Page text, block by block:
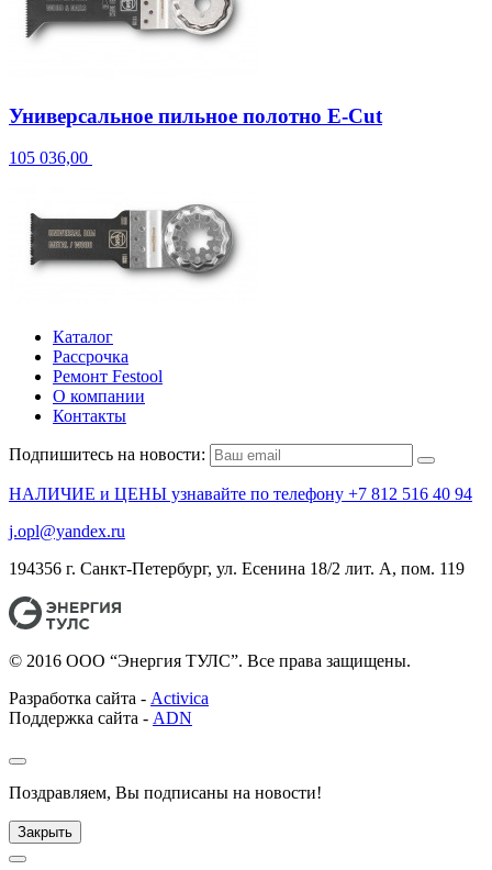
Универсальное пильное полотно E-Cut
105 036,00
Каталог
Рассрочка
Ремонт Festool
О компании
Контакты
Подпишитесь на новости:
НАЛИЧИЕ и ЦЕНЫ узнавайте по телефону +7 812 516 40 94
j.opl@yandex.ru
194356 г. Санкт-Петербург, ул. Есенина 18/2 лит. А, пом. 119
© 2016 ООО “Энергия ТУЛС”. Все права защищены.
Разработка сайта - Activica
Поддержка сайта - ADN
Поздравляем, Вы подписаны на новости!
Закрыть